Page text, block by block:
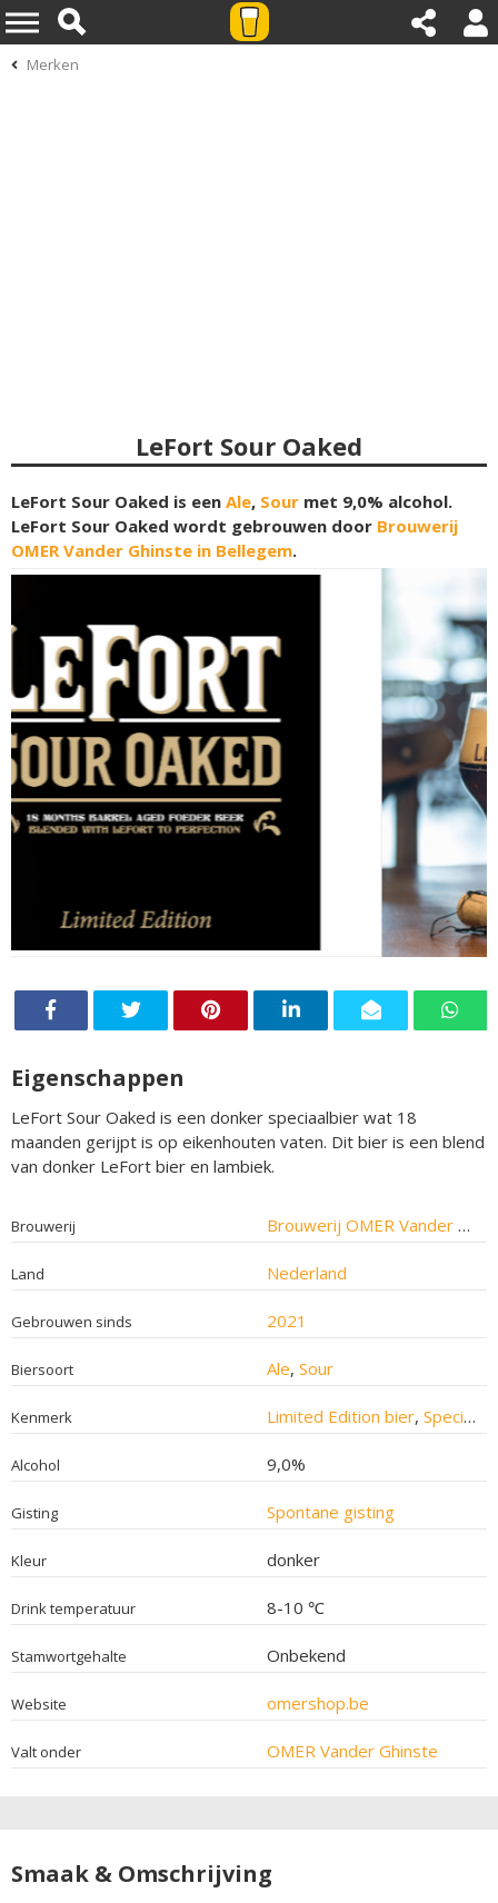
Merken
LeFort Sour Oaked
LeFort Sour Oaked is een Ale, Sour met 9,0% alcohol.
LeFort Sour Oaked wordt gebrouwen door Brouwerij
OMER Vander Ghinste in Bellegem.
Eigenschappen
LeFort Sour Oaked is een donker speciaalbier wat 18
maanden gerijpt is op eikenhouten vaten. Dit bier is een blend
van donker LeFort bier en lambiek.
Brouwerij Brouwerij OMER Vander Ghinste
Land Nederland
Gebrouwen sinds 2021
Biersoort Ale, Sour
Kenmerk Limited Edition bier, Speciaalbier
Alcohol 9,0%
Gisting Spontane gisting
Kleur donker
Drink temperatuur 8-10 ℃
Stamwortgehalte Onbekend
Website omershop.be
Valt onder OMER Vander Ghinste
Smaak & Omschrijving